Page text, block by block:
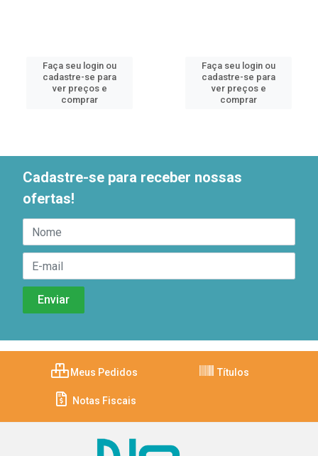
Faça seu login ou
cadastre-se para
ver preços e
comprar
Faça seu login ou
cadastre-se para
ver preços e
comprar
Cadastre-se para receber nossas
ofertas!
Meus Pedidos Títulos
Notas Fiscais